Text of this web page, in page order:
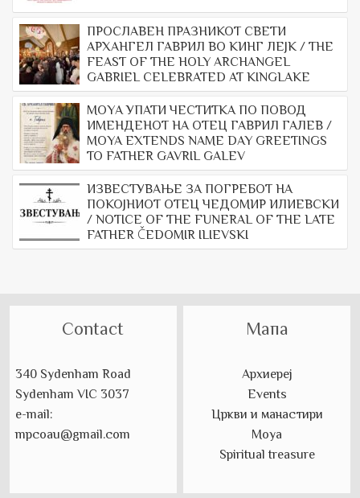
ПРОСЛАВЕН ПРАЗНИКОТ СВЕТИ
АРХАНГЕЛ ГАВРИЛ ВО КИНГ ЛЕЈК / THE
FEAST OF THE HOLY ARCHANGEL
GABRIEL CELEBRATED AT KINGLAKE
МОYА УПАТИ ЧЕСТИТКА ПО ПОВОД
ИМЕНДЕНОТ НА ОТЕЦ ГАВРИЛ ГАЛЕВ /
MOYA EXTENDS NAME DAY GREETINGS
TO FATHER GAVRIL GALEV
ИЗВЕСТУВАЊЕ ЗА ПОГРЕБОТ НА
ПОКОЈНИОТ ОТЕЦ ЧЕДОМИР ИЛИЕВСКИ
/ NOTICE OF THE FUNERAL OF THE LATE
FATHER ČEDOMIR ILIEVSKI
Contact
340 Sydenham Road
Sydenham VIC 3037
e-mail:
mpcoau@gmail.com
Мапа
Архиереј
Events
Цркви и манастири
Моуа
Spiritual treasure